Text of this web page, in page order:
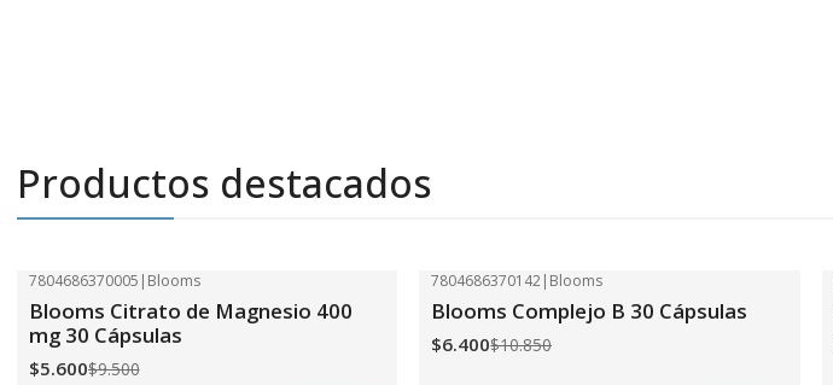
Productos destacados
7804686370005 | Blooms
Blooms Citrato de Magnesio 400
mg 30 Cápsulas
$5.600$9.500
7804686370142| Blooms
Blooms Complejo B 30 Cápsulas
$6.400$10.850